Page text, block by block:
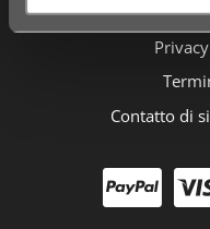
Contatto
Contatto di